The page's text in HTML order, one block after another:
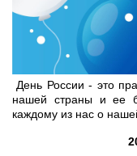
День России - это
нашей страны и ее
каждому из нас о